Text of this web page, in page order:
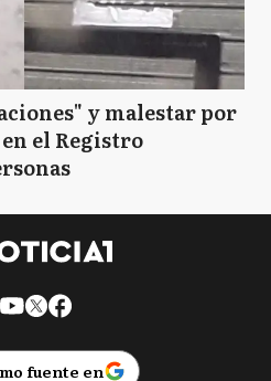
y malestar por
el Registro
fuente en